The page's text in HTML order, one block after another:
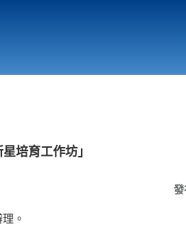
培育工作坊」
發
。